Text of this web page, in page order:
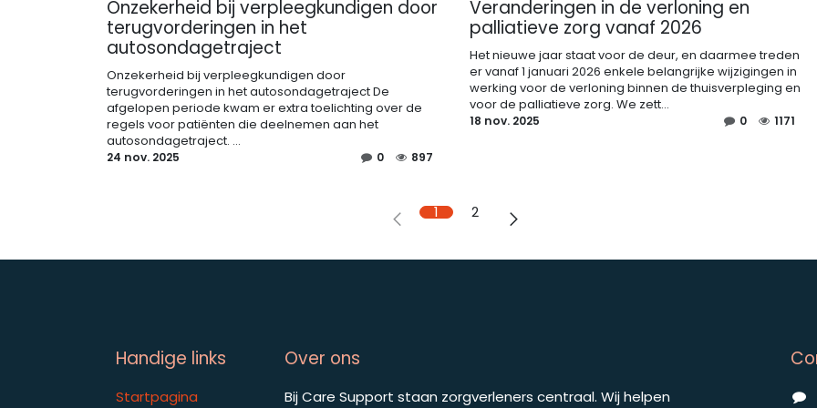
Onzekerheid bij verpleegkundigen door
terugvorderingen in het
autosondagetraject
Onzekerheid bij verpleegkundigen door
terugvorderingen in het autosondagetraject De
afgelopen periode kwam er extra toelichting over de
regels voor patiënten die deelnemen aan het
autosondagetraject. ...
24 nov. 2025 0 897
Veranderingen in de verloning en
palliatieve zorg vanaf 2026
Het nieuwe jaar staat voor de deur, en daarmee treden
er vanaf 1 januari 2026 enkele belangrijke wijzigingen in
werking voor de verloning binnen de thuisverpleging en
voor de palliatieve zorg. We zett...
18 nov. 2025 0 1171
1 2
Handige links
Startpagina
Over ons
Bij Care Support staan zorgverleners centraal. Wij helpen